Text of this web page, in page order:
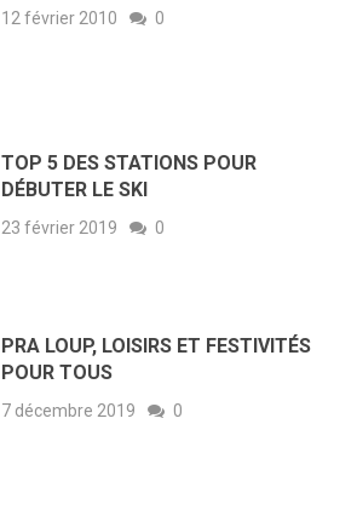
12 février 2010 0
TOP 5 DES STATIONS POUR
DÉBUTER LE SKI
23 février 2019 0
PRA LOUP, LOISIRS ET FESTIVITÉS
POUR TOUS
7 décembre 2019 0